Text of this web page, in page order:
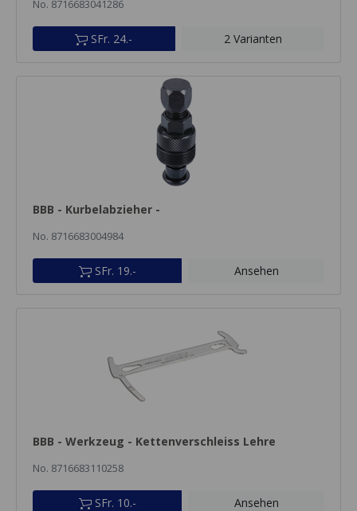
No. 8716683041286
SFr. 24.- 2 Varianten
BBB - Kurbelabzieher -
No. 8716683004984
SFr. 19.- Ansehen
BBB - Werkzeug - Kettenverschleiss Lehre
No. 8716683110258
SFr. 10.- Ansehen